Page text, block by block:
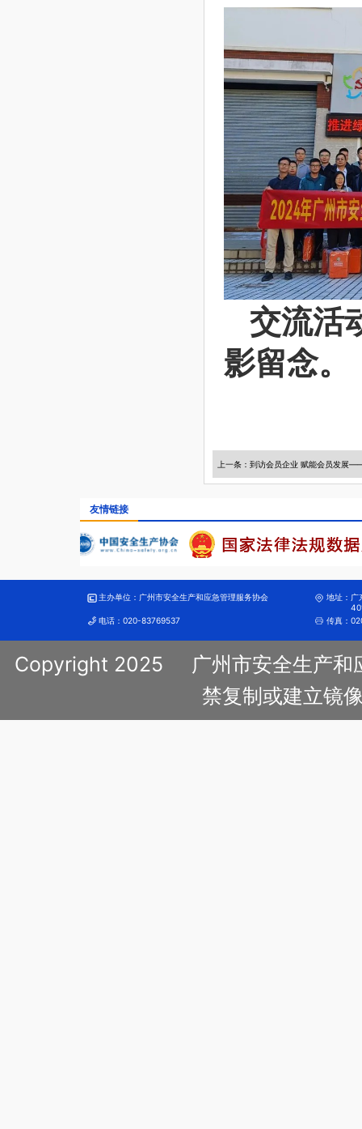
交流活
影留念。
友情链接
主办单位： 广州市安全生产和应急管理服务协会 地址： 广
电话：020-83769537 传真：
Copyright 2025
广州市安全生产
禁复制或建立